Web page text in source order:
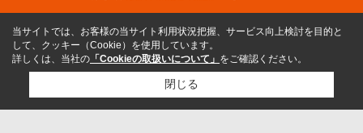
当サイトでは、お客様の当サイト利用状況把握、サービス向上検討を目的と
して、クッキー（Cookie）を使用しています。
詳しくは、当社の 「Cookieの取扱いについて」 をご確認ください。
閉じる